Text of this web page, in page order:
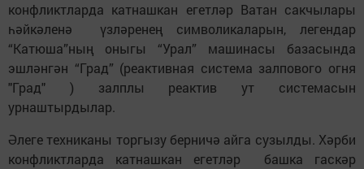
конфликтларда катнашкан егетләр Ватан сакчылары
һәйкәленә үзләренең символикаларын, легендар
“Катюша”ның оныгы “Урал” машинасы базасында
эшләнгән “Град” (реактивная система залпового огня
"Град" ) залплы реактив ут системасын
урнаштырдылар.
Әлеге техниканы торгызу берничә айга сузылды. Хәрби
конфликтларда катнашкан егетләр башка гаскәр